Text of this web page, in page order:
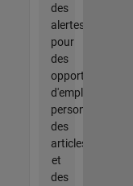
des
alertes
pour
des
opportunités
d'emploi
personnalisées,
des
articles
et
des